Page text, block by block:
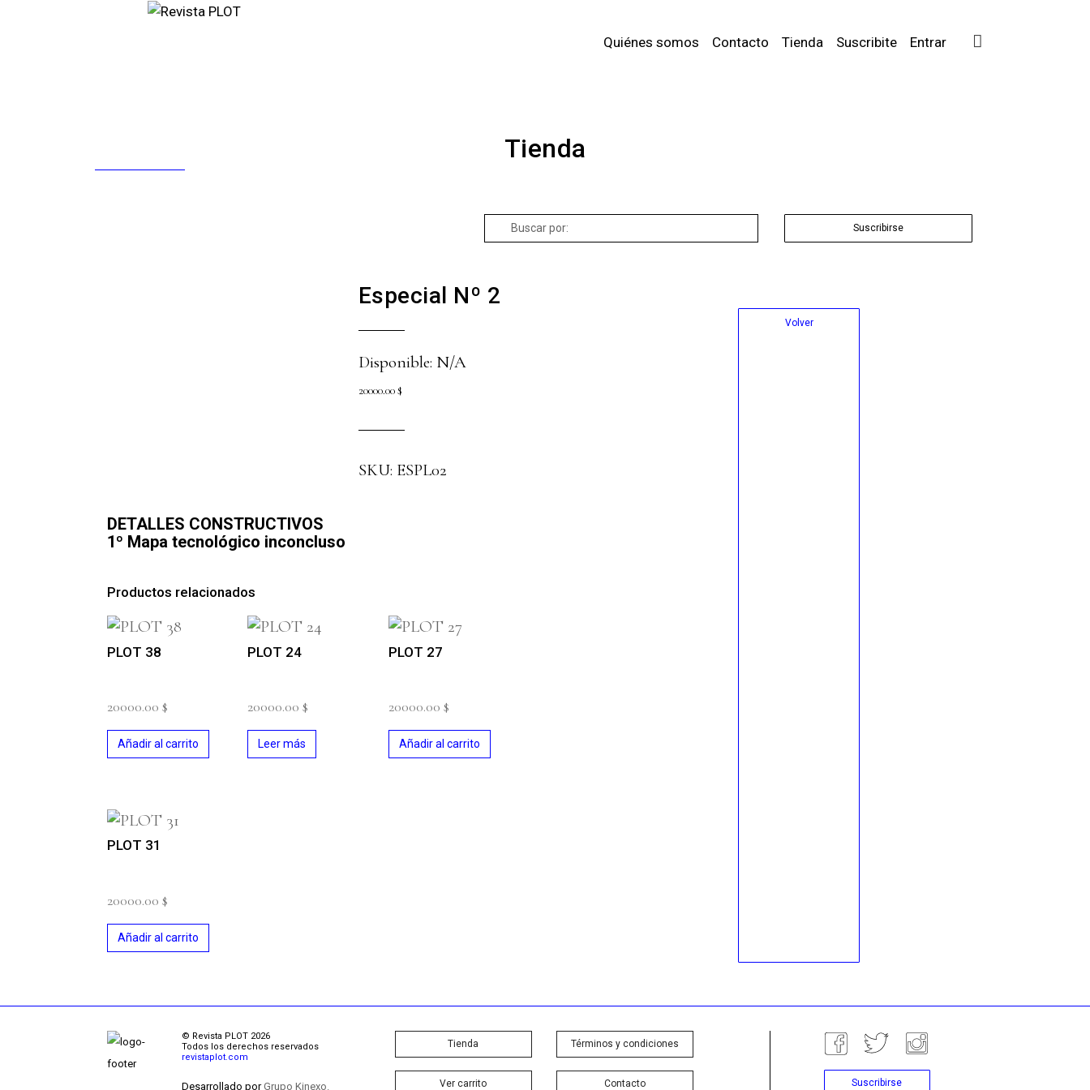
Quiénes somos Contacto Tienda Suscribite Entrar
Tienda
Buscar
por:
Suscribirse
Especial Nº 2
Disponible: N/A
20000.00$
SKU: ESPL02
DETALLES CONSTRUCTIVOS
1º Mapa tecnológico inconcluso
Productos relacionados
PLOT 38
20000.00 $
Añadir al carrito
PLOT 24
20000.00$
Leer más
PLOT 27
20000.00 $
Añadir al carrito
PLOT 31
20000.00 $
Añadir al carrito
Volver
© Revista PLOT 2026
Todos los derechos reservados
revistaplot.com
Desarrollado porGrupo Kinexo.
Tienda
Ver carrito
Términos y condiciones
Contacto Suscribirse